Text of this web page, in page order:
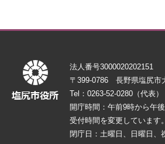
法人番号3000020202151
〒399-0786 長野県塩尻市
Tel：0263-52-0280（代表）
開庁時間：午前9時から午
受付時間を変更しています
閉庁日：土曜日、日曜日、